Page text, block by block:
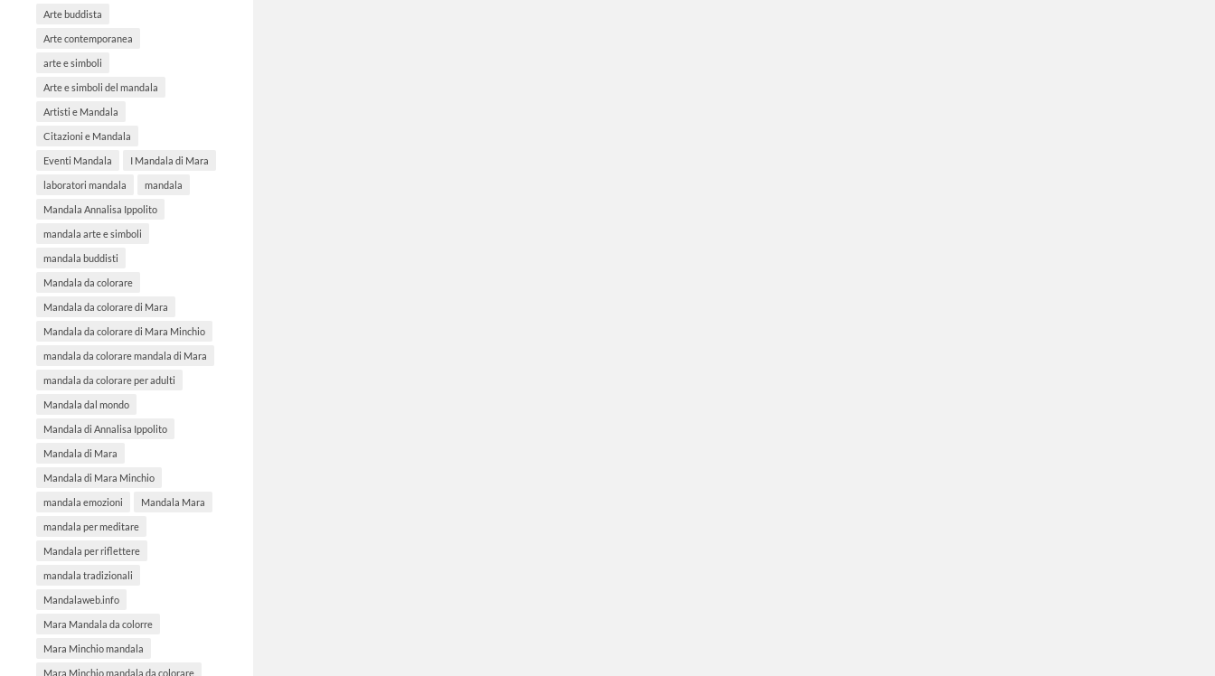
Arte buddista
Arte contemporanea
arte e simboli
Arte e simboli del mandala
Artisti e Mandala
Citazioni e Mandala
Eventi Mandala I Mandala di Mara
laboratori mandala mandala
Mandala Annalisa Ippolito
mandala arte e simboli
mandala buddisti
Mandala da colorare
Mandala da colorare di Mara
Mandala da colorare di Mara Minchio
mandala da colorare mandala di Mara
mandala da colorare per adulti
Mandala dal mondo
Mandala di Annalisa Ippolito
Mandala di Mara
Mandala di Mara Minchio
mandala emozioni Mandala Mara
mandala per meditare
Mandala per riflettere
mandala tradizionali
Mandalaweb.info
Mara Mandala da colorre
Mara Minchio mandala
Mara Minchio mandala da colorare